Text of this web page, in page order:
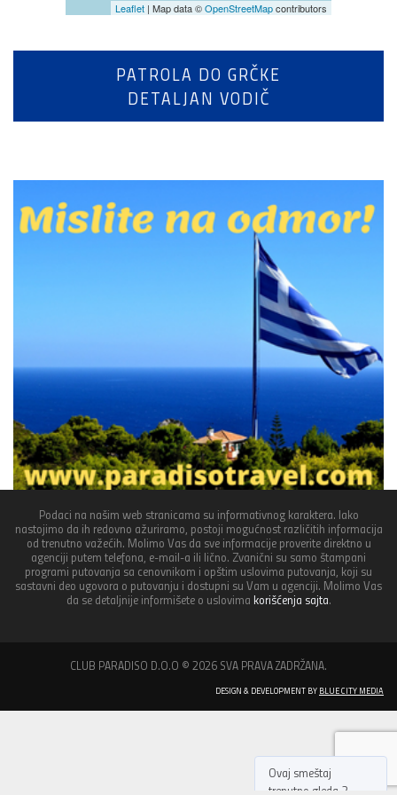
Leaflet | Map data ©OpenStreetMapcontributors
PATROLA DO GRČKE
DETALJAN VODIČ
Podaci na našim web stranicama su informativnog karaktera. Iako
nastojimo da ih redovno ažuriramo, postoji mogućnost različitih informacija
od trenutno važećih. Molimo Vas da sve informacije proverite direktno u
agenciji putem telefona, e-mail-a ili lično. Zvanični su samo štampani
programi putovanja sa cenovnikom i opštim uslovima putovanja, koji su
sastavni deo ugovora o putovanju i dostupni su Vam u agenciji. Molimo Vas
da se detaljnije informišete o uslovima korišćenja sajta.
CLUB PARADISO D.O.O © 2026 SVA PRAVA ZADRŽANA.
DESIGN & DEVELOPMENT BY BLUE CITY MEDIA
trenutno gleda 2
korisnika